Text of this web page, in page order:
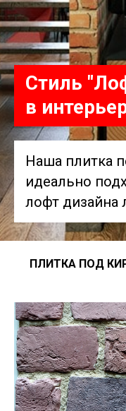
Стиль
в
Наша плитка
идеально
лофт
ПЛИТКА ПОД